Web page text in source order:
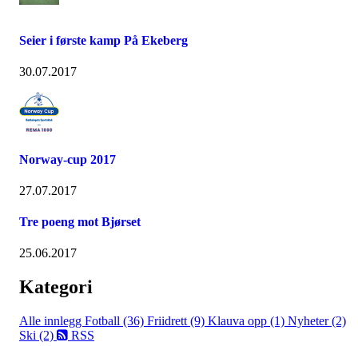
Seier i første kamp På Ekeberg
30.07.2017
Norway-cup 2017
27.07.2017
Tre poeng mot Bjørset
25.06.2017
Kategori
Alle innlegg Fotball (36) Friidrett (9) Klauva opp (1) Nyheter (2)
Ski (2)
RSS